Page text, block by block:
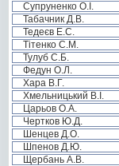
Супруненко О.І.
Табачник Д.В.
Тедеєв Е.С.
Тітенко С.М.
Тулуб С.Б.
Федун О.Л.
Хара В.Г.
Хмельницький В.І.
Царьов О.А.
Чертков Ю.Д.
Шенцев Д.О.
Шпенов Д.Ю.
Щербань А.В.